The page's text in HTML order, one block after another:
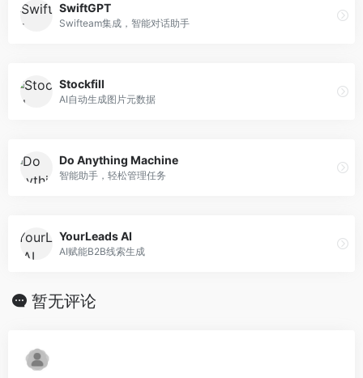
SwiftGPT
Swifteam集成，智能对话助手
Stockfill
AI自动生成图片元数据
Do Anything Machine
智能助手，轻松管理任务
YourLeads AI
AI赋能B2B线索生成
暂无评论